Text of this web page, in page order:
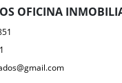
OFICINA